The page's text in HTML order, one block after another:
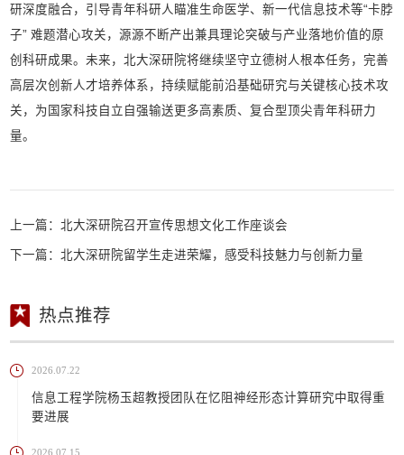
研深度融合，引导青年科研人瞄准生命医学、新一代信息技术等“卡脖
子” 难题潜心攻关，源源不断产出兼具理论突破与产业落地价值的原
创科研成果。未来，北大深研院将继续坚守立德树人根本任务，完善
高层次创新人才培养体系，持续赋能前沿基础研究与关键核心技术攻
关，为国家科技自立自强输送更多高素质、复合型顶尖青年科研力
量。
上一篇：北大深研院召开宣传思想文化工作座谈会
下一篇：北大深研院留学生走进荣耀，感受科技魅力与创新力量
热点推荐
2026.07.22
信息工程学院杨玉超教授团队在忆阻神经形态计算研究中取得重
要进展
2026.07.15